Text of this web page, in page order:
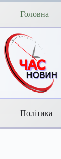
Перейти
Головна
Політика